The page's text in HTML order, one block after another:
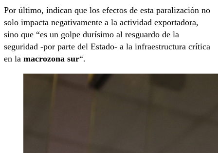
Por último, indican que los efectos de esta paralización no
solo impacta negativamente a la actividad exportadora,
sino que “es un golpe durísimo al resguardo de la
seguridad -por parte del Estado- a la infraestructura crítica
en la macrozona sur“.